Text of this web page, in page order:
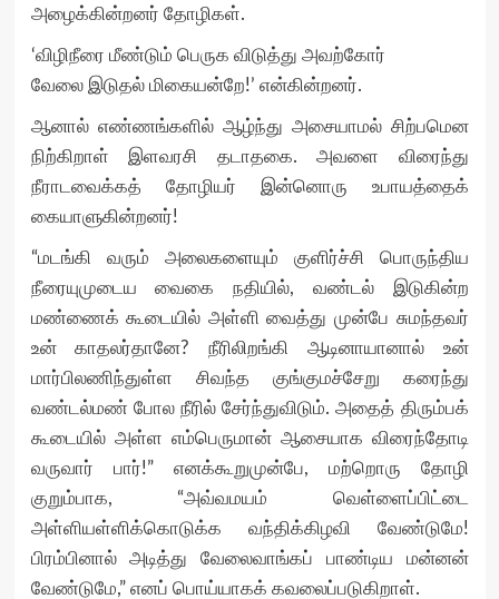
அழைக்கின்றனர் தோழிகள்.
‘விழிநீரை மீண்டும் பெருக விடுத்து அவற்கோர்
வேலை இடுதல் மிகையன்றே!’ என்கின்றனர்.
ஆனால் எண்ணங்களில் ஆழ்ந்து அசையாமல் சிற்பமென
நிற்கிறாள் இளவரசி தடாதகை. அவளை விரைந்து
நீராடவைக்கத் தோழியர் இன்னொரு உபாயத்தைக்
கையாளுகின்றனர்!
“மடங்கி வரும் அலைகளையும் குளிர்ச்சி பொருந்திய
நீரையுமுடைய வைகை நதியில், வண்டல் இடுகின்ற
மண்ணைக் கூடையில் அள்ளி வைத்து முன்பே சுமந்தவர்
உன் காதலர்தானே? நீரிலிறங்கி ஆடினாயானால் உன்
மார்பிலணிந்துள்ள சிவந்த குங்குமச்சேறு கரைந்து
வண்டல்மண் போல நீரில் சேர்ந்துவிடும். அதைத் திரும்பக்
கூடையில் அள்ள எம்பெருமான் ஆசையாக விரைந்தோடி
வருவார் பார்!” எனக்கூறுமுன்பே, மற்றொரு தோழி
குறும்பாக, “அவ்வமயம் வெள்ளைப்பிட்டை
அள்ளியள்ளிக்கொடுக்க வந்திக்கிழவி வேண்டுமே!
பிரம்பினால் அடித்து வேலைவாங்கப் பாண்டிய மன்னன்
வேண்டுமே,” எனப் பொய்யாகக் கவலைப்படுகிறாள்.